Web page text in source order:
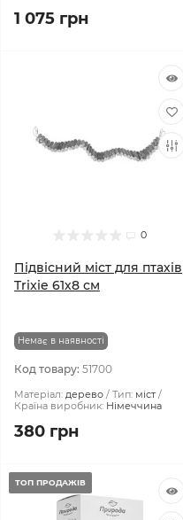
1 075 грн
0
Підвісний міст для птахів
Trixie 61х8 см
Немає в наявності
Код товару: 51700
Матеріал: дерево Тип: міст
Країна виробник: Німеччина
380 грн
ТОП ПРОДАЖІВ